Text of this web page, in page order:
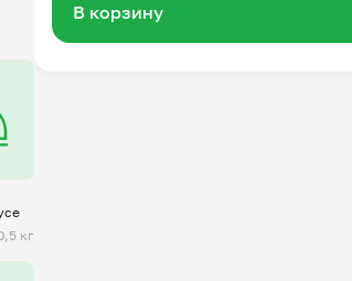
кг
В корзину